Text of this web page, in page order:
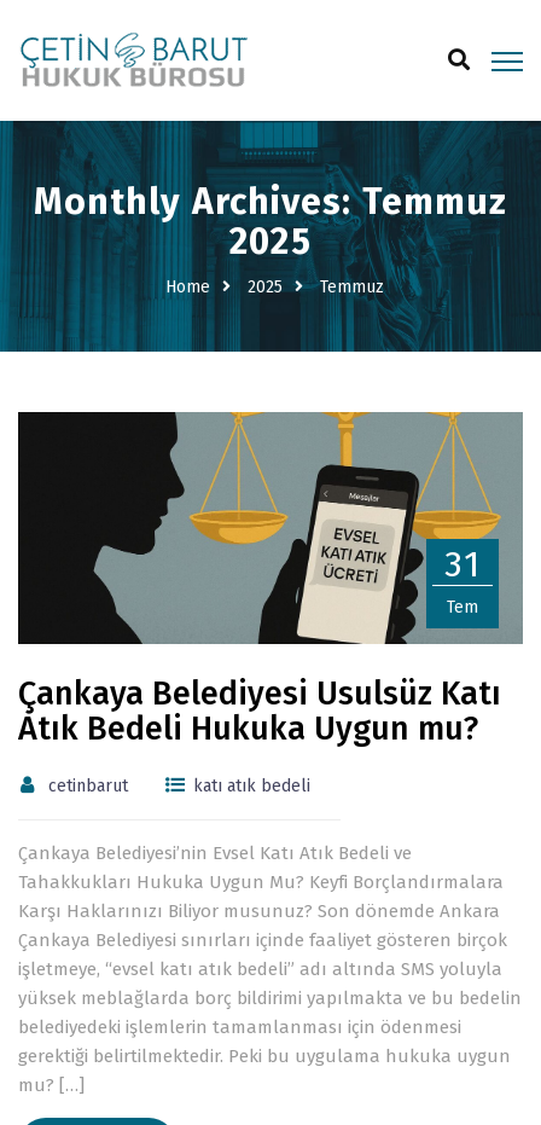
Monthly Archives: Temmuz
2025
Home 2025 Temmuz
31
Tem
Çankaya Belediyesi Usulsüz Katı
Atık Bedeli Hukuka Uygun mu?
cetinbarut katı atık bedeli
Çankaya Belediyesi’nin Evsel Katı Atık Bedeli ve
Tahakkukları Hukuka Uygun Mu? Keyfi Borçlandırmalara
Karşı Haklarınızı Biliyor musunuz? Son dönemde Ankara
Çankaya Belediyesi sınırları içinde faaliyet gösteren birçok
işletmeye, “evsel katı atık bedeli” adı altında SMS yoluyla
yüksek meblağlarda borç bildirimi yapılmakta ve bu bedelin
belediyedeki işlemlerin tamamlanması için ödenmesi
gerektiği belirtilmektedir. Peki bu uygulama hukuka uygun
mu? […]